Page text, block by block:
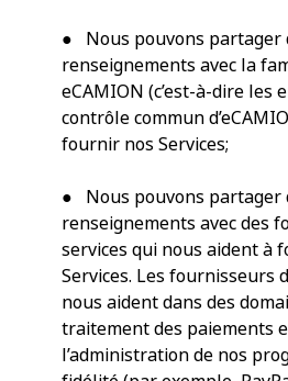
● Nous pouvons partager
renseignements avec la
eCAMION (c’est-à-dire les
contrôle commun
fournir nos Services;
● Nous pouvons partager
renseignements avec des
services qui nous aident à
Services. Les fournisseurs
nous aident dans des
traitement des paiements
l’administration de nos